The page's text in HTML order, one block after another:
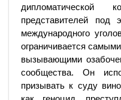
дипломатической
представителей
международного
ограничивается
вызывающими
сообщества. Он
призывать к суду